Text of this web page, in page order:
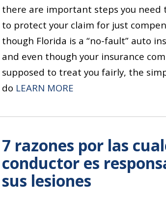
there are important steps you need
to protect your claim for just
though Florida is a “no-fault” auto
and even though your insurance
supposed to treat you fairly, the
do LEARN MORE “WHAT SHOULD
7 razones por las
conductor es
sus lesiones